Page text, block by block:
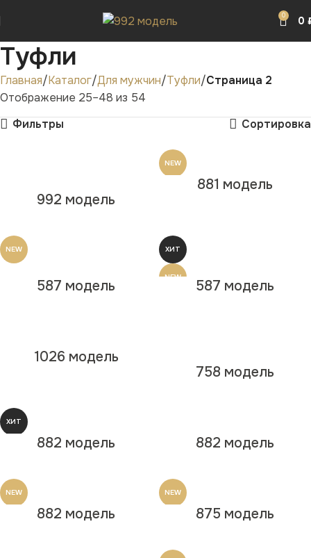
0 0
Туфли
Главная Каталог Для мужчин Туфли Страница 2
Отображение 25–48 из 54
Фильтры
Сортировка
992 модель
NEW
881 модель
NEW
587 модель
ХИТ
NEW
587 модель
1026 модель
758 модель
ХИТ
882 модель 882 модель
NEW
882 модель
NEW
875 модель